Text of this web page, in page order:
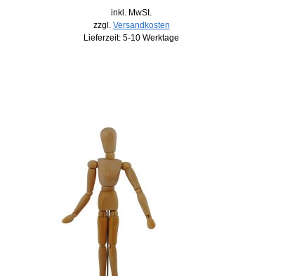
inkl. MwSt.
zzgl. Versandkosten
Lieferzeit:5-10 Werktage